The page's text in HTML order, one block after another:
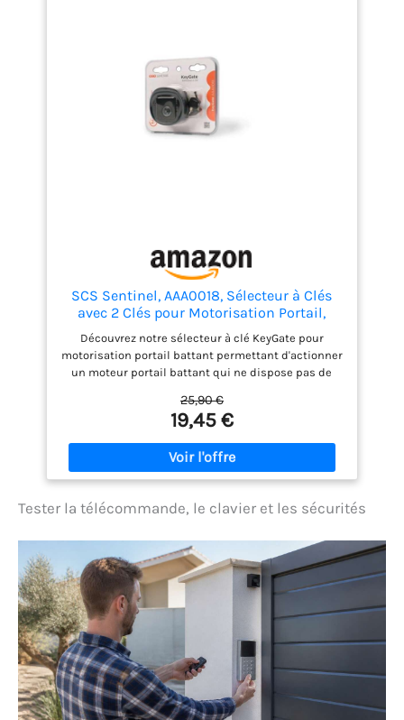
SCS Sentinel, AAA0018, Sélecteur à Clés
avec 2 Clés pour Motorisation Portail,
Branchement Filaire Sans Polarité,
Contacteur à Clé Antivandale, IP44,
KeyGate, Noir
Découvrez notre sélecteur à clé KeyGate pour
motorisation portail battant permettant d'actionner
un moteur portail battant qui ne dispose pas de
problème de compatibilité car ce produit est
compatible avec tous les automatismes Bénéficiez
de la fiabilité de notre sélecteur à clé pour portail
électrique motorisation qui est livré avec 2 clés
mécaniques. Vous pourrez ainsi ouvrir votre portail
pause du sélecteur est un jeu d'enfant : installez le
fils sans polarité. Vous trouverez dans le kit de
montage la visserie nécessaire à la fixation. Notre
produit présente un contacteur à clé anti-vandale (1
contact) sécurisé Deux options d'ouverture
possible : grâce à notre sélecteur à clé pour
automatisme portail battant, vous aurez la
possibilité d'ouvrir entièrement votre portail ou de
l'entrouvrir pour le passage d'un piéton. Notre
article dispose d'un indice de protection IP44
Garantie et satisfaction : nous vous garantissons la
fiabilité de nos produits techniques innovants
25,90 €
19,45 €
Tester la télécommande, le clavier et les sécurités